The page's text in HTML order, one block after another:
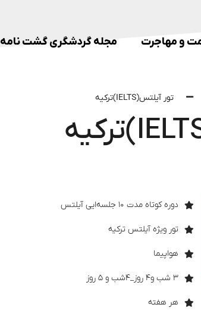
و مهاجرت مجله گردشگری گشت نامه
تور آیلتس(IELTS)ترکیه
دوره کوتاه مدت ۱۰ جلسه‌ایی آیلتس
تور ویژه آیلتس ترکیه
هواپیما
۳ شب و۴ روز_۴شب و ۵ روز
هر هفته